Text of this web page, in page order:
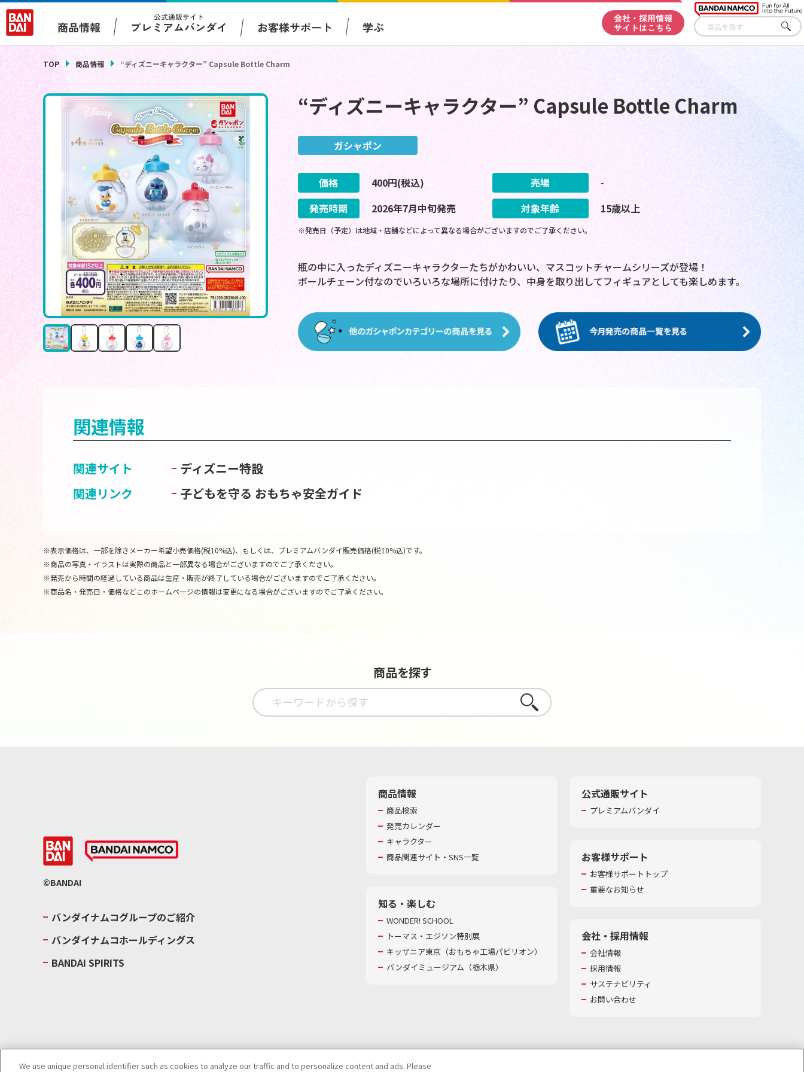
商品情報
公式通販サイト
プレミアムバンダイ お客様サポート 学ぶ
会社・採用情報
サイトはこちら
さが
す
TOP 商品情報 “ディズニーキャラクター” Capsule Bottle Charm
“ディズニーキャラクター” Capsule Bottle Charm
ガシャポン
価格 400円(税込) 売場
-
発売時期
2026年7月中旬発売 対象年齢 15歳以上
※発売日（予定）は地域・店舗などによって異なる場合がございますのでご了承ください。
瓶の中に入ったディズニーキャラクターたちがかわいい、マスコットチャームシリーズが登場！
ボールチェーン付なのでいろいろな場所に付けたり、中身を取り出してフィギュアとしても楽しめます。
関連情報
関連サイト
ディズニー特設
関連リンク
子どもを守る おもちゃ安全ガイド
※表示価格は、一部を除きメーカー希望小売価格(税10%込)、もしくは、プレミアムバンダイ販売価格(税10%込)です。
※商品の写真・イラストは実際の商品と一部異なる場合がございますのでご了承ください。
※発売から時間の経過している商品は生産・販売が終了している場合がございますのでご了承ください。
※商品名・発売日・価格などこのホームページの情報は変更になる場合がございますのでご了承ください。
商品を探す
さがす
©BANDAI
バンダイナムコグループのご紹介
バンダイナムコホールディングス
BANDAI SPIRITS
商品情報
商品検索
発売カレンダー
キャラクター
商品関連サイト・SNS一覧
知る・楽しむ
WONDER! SCHOOL
トーマス・エジソン特別展
キッザニア東京（おもちゃ工場パビリオン）​
バンダイミュージアム（栃木県）
公式通販サイト
プレミアムバンダイ
お客様サポート
お客様サポートトップ
重要なお知らせ
会社・採用情報
会社情報
採用情報
サステナビリティ
お問い合わせ
We use unique personal identifier such as cookies to analyze our traffic and to personalize content and ads. Please